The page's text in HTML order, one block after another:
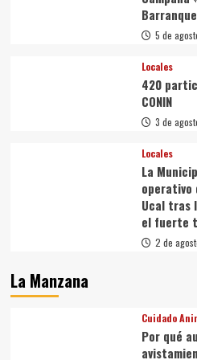
5 de
Locales
420
CONIN
3 de
Locales
La
operativo
Ucal tras
el fuerte
2 de
La Manzana
Cuidado
Por qué